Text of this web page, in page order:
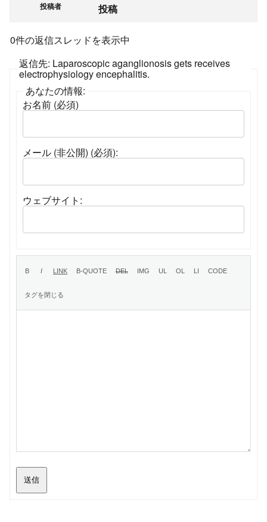
投稿者 投稿
0件の返信スレッドを表示中
返信先: Laparoscopic aganglionosis gets receives
electrophysiology encephalitis.
あなたの情報:
お名前 (必須)
メール (非公開) (必須):
ウェブサイト:
送信